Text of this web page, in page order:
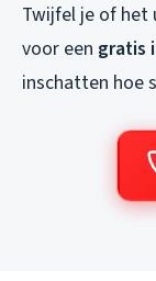
Twijfel je of het
voor een gratis
inschatten hoe